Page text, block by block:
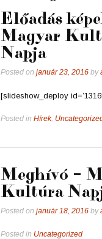
Előadás
Magyar
Napja
Posted onjanuár 23, 2016 by
[slideshow_deploy
Posted inHírek,
Meghívó –
Kultúra
Posted onjanuár 18, 2016 by
Posted in Uncategorized